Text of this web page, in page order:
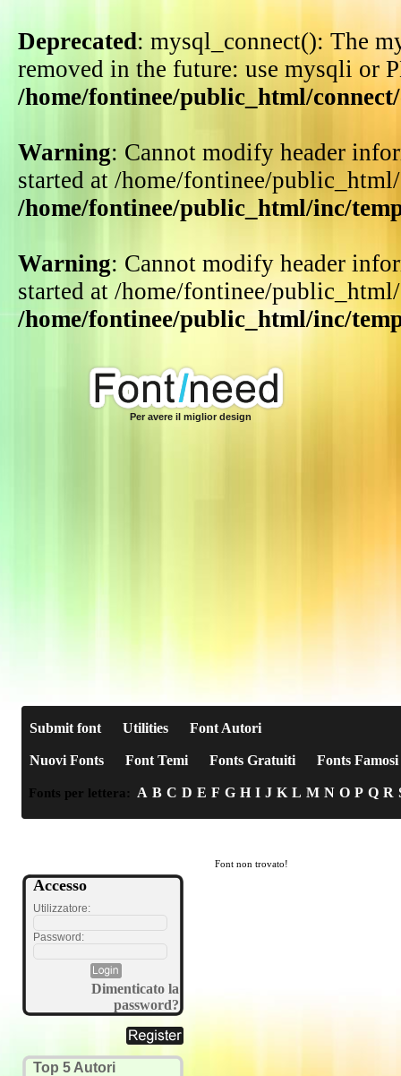
Deprecated: mysql_connect(): The
removed in the future: use mysqli or
/home/fontinee/public_html/
Warning: Cannot modify header
started at /home/fontinee/
/home/fontinee/public_html/inc/
Warning: Cannot modify header
started at /home/fontinee/
/home/fontinee/public_html/inc/
Per avere il miglior design
Submit font Utilities Font Autori
Nuovi Fonts Font Temi Fonts Gratuiti Fonts Famosi
Fonts per lettera: A B C D E F G H I J K L M N O P Q R
Accesso
Utilizzatore:
Password:
Dimenticato la
password?
Top 5 Autori
Font non trovato!